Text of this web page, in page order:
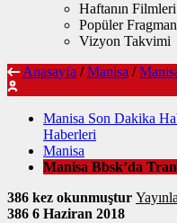
Haftanın Filmleri
Popüler
Vizyon Takvimi
Anasayfa / Manisa /
Manisa Son Dakika
Haberleri
Manisa
Manisa Bbsk’da
386 kez okunmuştur
386 6 Haziran 2018